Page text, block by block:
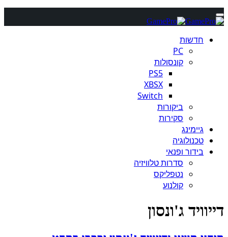
חדשות
PC
קונסולות
PS5
XBSX
Switch
ביקורות
סקירות
גיימינג
טכנולוגיה
בידור ופנאי
סדרות טלוויזיה
נטפליקס
קולנוע
דייוויד ג'ונסון